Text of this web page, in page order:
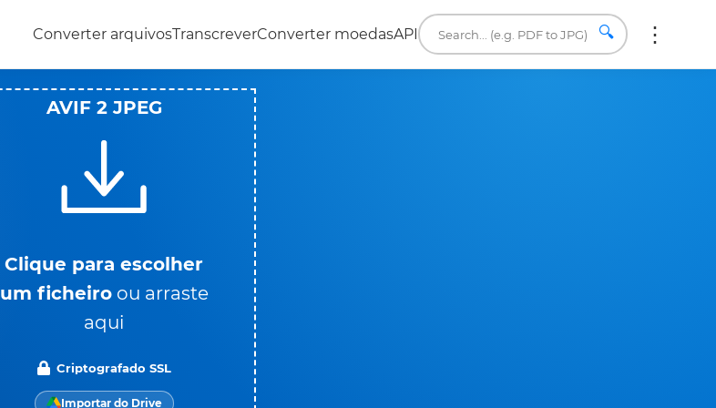
Converter arquivosTranscreverConverter moedasAPI 🔍
AVIF 2 JPEG
Clique para escolher
um ficheiro ou arraste
aqui
Criptografado SSL
Importar do Drive